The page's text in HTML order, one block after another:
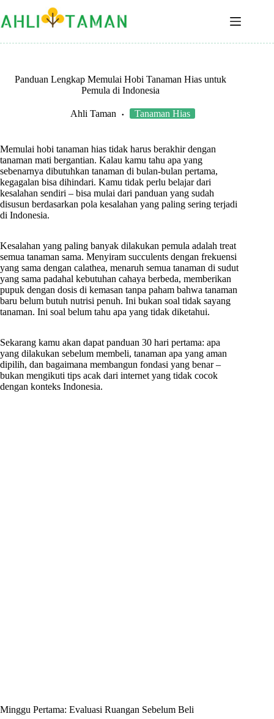
Panduan Lengkap Memulai Hobi Tanaman Hias untuk
Pemula di Indonesia
Ahli Taman Tanaman Hias
Memulai hobi tanaman hias tidak harus berakhir dengan
tanaman mati bergantian. Kalau kamu tahu apa yang
sebenarnya dibutuhkan tanaman di bulan-bulan pertama,
kegagalan bisa dihindari. Kamu tidak perlu belajar dari
kesalahan sendiri – bisa mulai dari panduan yang sudah
disusun berdasarkan pola kesalahan yang paling sering terjadi
di Indonesia.
Kesalahan yang paling banyak dilakukan pemula adalah treat
semua tanaman sama. Menyiram succulents dengan frekuensi
yang sama dengan calathea, menaruh semua tanaman di sudut
yang sama padahal kebutuhan cahaya berbeda, memberikan
pupuk dengan dosis di kemasan tanpa paham bahwa tanaman
baru belum butuh nutrisi penuh. Ini bukan soal tidak sayang
tanaman. Ini soal belum tahu apa yang tidak diketahui.
Sekarang kamu akan dapat panduan 30 hari pertama: apa
yang dilakukan sebelum membeli, tanaman apa yang aman
dipilih, dan bagaimana membangun fondasi yang benar –
bukan mengikuti tips acak dari internet yang tidak cocok
dengan konteks Indonesia.
Minggu Pertama: Evaluasi Ruangan Sebelum Beli